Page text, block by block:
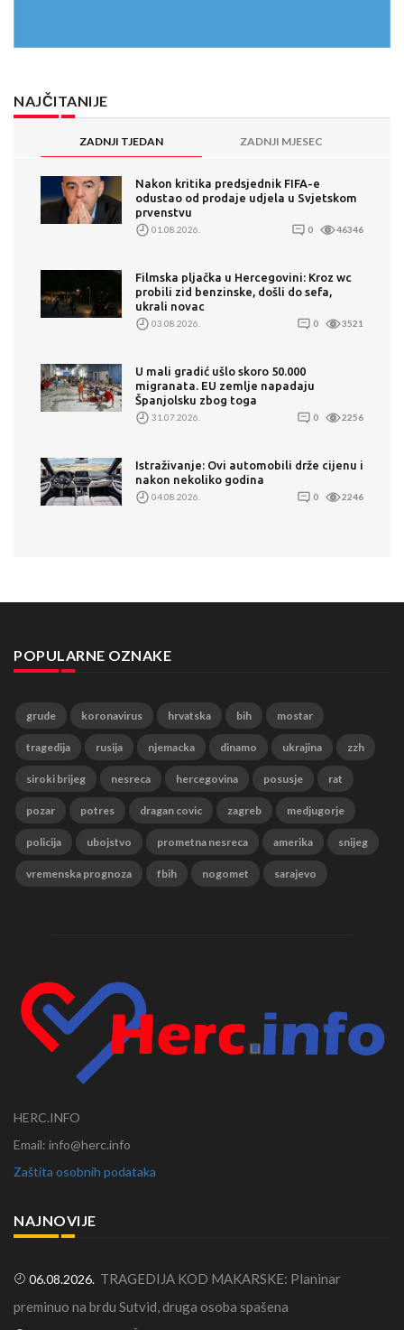
NAJČITANIJE
ZADNJI TJEDAN ZADNJI MJESEC
Nakon kritika predsjednik FIFA-e
odustao od prodaje udjela u Svjetskom
prvenstvu
01.08.2026. 0 46346
Filmska pljačka u Hercegovini: Kroz wc
probili zid benzinske, došli do sefa,
ukrali novac
03.08.2026. 0 3521
U mali gradić ušlo skoro 50.000
migranata. EU zemlje napadaju
Španjolsku zbog toga
31.07.2026. 0 2256
Istraživanje: Ovi automobili drže cijenu i
nakon nekoliko godina
04.08.2026. 0 2246
POPULARNE OZNAKE
grude koronavirus hrvatska bih mostar
tragedija rusija njemacka dinamo ukrajina zzh
siroki brijeg nesreca hercegovina posusje rat
pozar potres dragan covic zagreb medjugorje
policija ubojstvo prometna nesreca amerika snijeg
vremenska prognoza fbih nogomet sarajevo
HERC.INFO
Email: info@herc.info
Zaštita osobnih podataka
NAJNOVIJE
06.08.2026. TRAGEDIJA KOD MAKARSKE: Planinar
preminuo na brdu Sutvid, druga osoba spašena